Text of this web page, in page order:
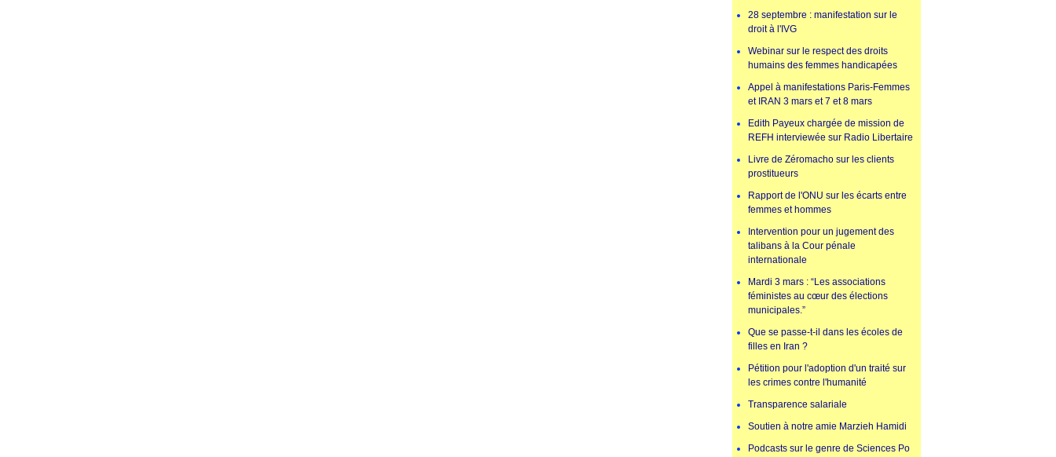
28 septembre : manifestation sur le
droit à l'IVG
Webinar sur le respect des droits
humains des femmes handicapées
Appel à manifestations Paris-Femmes
et IRAN 3 mars et 7 et 8 mars
Edith Payeux chargée de mission de
REFH interviewée sur Radio Libertaire
Livre de Zéromacho sur les clients
prostitueurs
Rapport de l'ONU sur les écarts entre
femmes et hommes
Intervention pour un jugement des
talibans à la Cour pénale
internationale
Mardi 3 mars : “Les associations
féministes au cœur des élections
municipales.”
Que se passe-t-il dans les écoles de
filles en Iran ?
Pétition pour l'adoption d'un traité sur
les crimes contre l'humanité
Transparence salariale
Soutien à notre amie Marzieh Hamidi
Podcasts sur le genre de Sciences Po